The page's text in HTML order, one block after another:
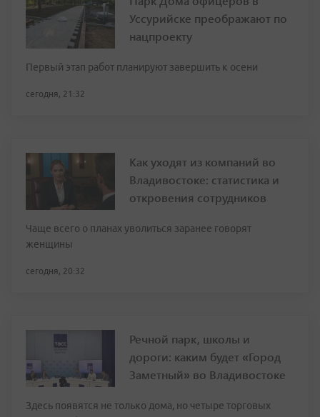
Уссурийске преображают по
нацпроекту
Первый этап работ планируют завершить к осени
сегодня, 21:32
Как уходят из компаний во
Владивостоке: статистика и
откровения сотрудников
Чаще всего о планах уволиться заранее говорят
женщины
сегодня, 20:32
Речной парк, школы и
дороги: каким будет «Город
Заметный» во Владивостоке
Здесь появятся не только дома, но четыре торговых